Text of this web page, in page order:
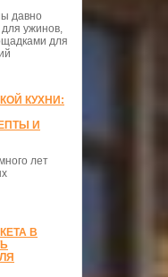
давно
ужинов,
для
КУХНИ:
И
лет
В